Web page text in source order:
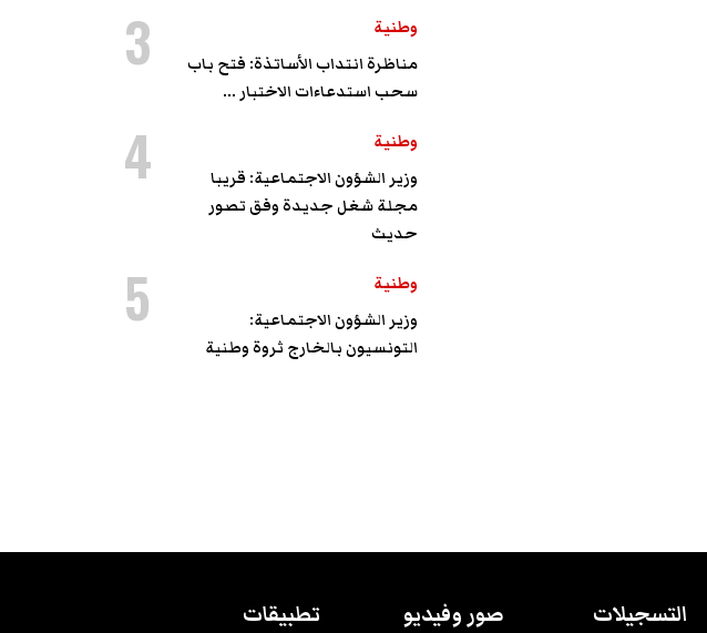
وطنية
مناظرة انتداب الأساتذة: فتح باب
سحب استدعاءات الاختبار ...
3
وطنية
وزير الشؤون الاجتماعية: قريبا
مجلة شغل جديدة وفق تصور
حديث
4
وطنية
وزير الشؤون الاجتماعية:
التونسيون بالخارج ثروة وطنية
5
التسجيلات صور وفيديو تطبيقات